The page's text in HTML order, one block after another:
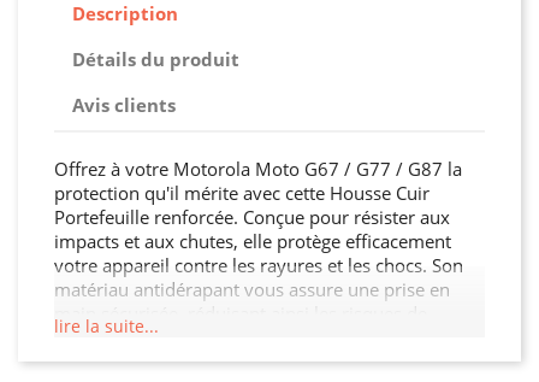
Description
Détails du produit
Avis clients
Offrez à votre Motorola Moto G67 / G77 / G87 la
protection qu'il mérite avec cette Housse Cuir
Portefeuille renforcée. Conçue pour résister aux
impacts et aux chutes, elle protège efficacement
votre appareil contre les rayures et les chocs. Son
matériau antidérapant vous assure une prise en
glissement. Avec son design élégant et ses
découpes précises, cette Housse Cuir Portefeuille
lire la suite...